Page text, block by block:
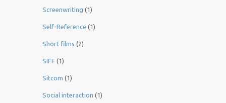
Screenwriting (1)
Self-Reference (1)
Short films (2)
SIFF (1)
Sitcom (1)
Social interaction (1)